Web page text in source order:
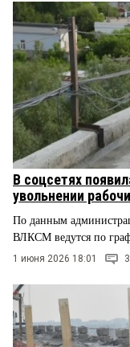
СТИЛЬ ЖИЗНИ
В соцсетях
увольнении
По данным
ВЛКСМ ведутся по
1 июня 2026 18:01 3